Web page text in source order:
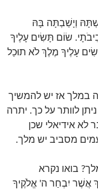
וְיָשַׁבְתָּה בָּהּ
שׂוֹם תָּשִׂים עָלֶיךָ
עָלֶיךָ מֶלֶךְ לֹא תוּכַל
במלך אז יש להמשיך
לוותר על כך. יתרה
לא אידיאלי שכן
מסביב יש מלך.
בואו נקרא
אֲשֶׁר יִבְחַר ה' אֱלֹקֶיךָ